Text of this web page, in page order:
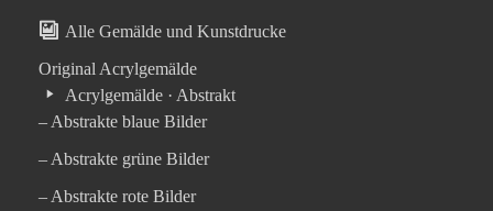
Alle Gemälde und Kunstdrucke
Original Acrylgemälde
Acrylgemälde · Abstrakt
– Abstrakte blaue Bilder
– Abstrakte grüne Bilder
– Abstrakte rote Bilder